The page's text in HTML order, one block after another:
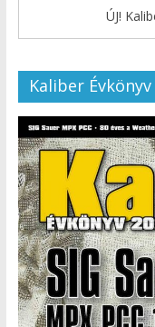
ÚJ!
Kaliber Évkönyv